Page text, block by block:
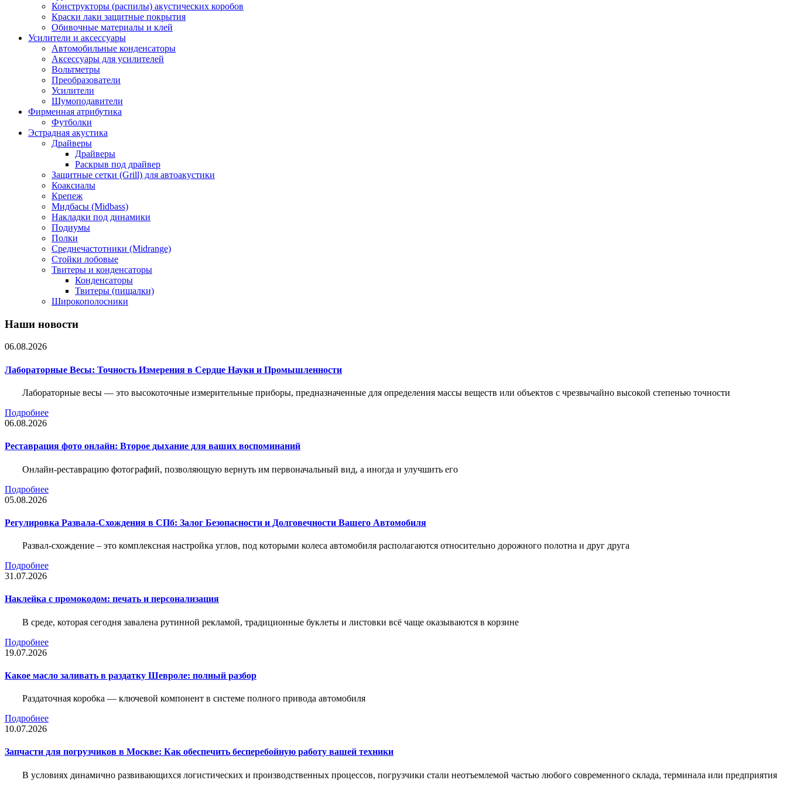
Конструкторы (распилы) акустических коробов
Краски лаки защитные покрытия
Обивочные материалы и клей
Усилители и аксессуары
Автомобильные конденсаторы
Аксессуары для усилителей
Вольтметры
Преобразователи
Усилители
Шумоподавители
Фирменная атрибутика
Футболки
Эстрадная акустика
Драйверы
Драйверы
Раскрыв под драйвер
Защитные сетки (Grill) для автоакустики
Коаксиалы
Крепеж
Мидбасы (Midbass)
Накладки под динамики
Подиумы
Полки
Среднечастотники (Midrange)
Стойки лобовые
Твитеры и конденсаторы
Конденсаторы
Твитеры (пищалки)
Широкополосники
Наши новости
06.08.2026
Лабораторные Весы: Точность Измерения в Сердце Науки и Промышленности
Лабораторные весы — это высокоточные измерительные приборы, предназначенные для определения массы веществ или объектов с чрезвычайно высокой степенью точности
Подробнее
06.08.2026
Реставрация фото онлайн: Второе дыхание для ваших воспоминаний
Онлайн-реставрацию фотографий, позволяющую вернуть им первоначальный вид, а иногда и улучшить его
Подробнее
05.08.2026
Регулировка Развала-Схождения в СПб: Залог Безопасности и Долговечности Вашего Автомобиля
Развал-схождение – это комплексная настройка углов, под которыми колеса автомобиля располагаются относительно дорожного полотна и друг друга
Подробнее
31.07.2026
Наклейка c промокодом: печать и персонализация
В среде, которая сегодня завалена рутинной рекламой, традиционные буклеты и листовки всё чаще оказываются в корзине
Подробнее
19.07.2026
Какое масло заливать в раздатку Шевроле: полный разбор
Раздаточная коробка — ключевой компонент в системе полного привода автомобиля
Подробнее
10.07.2026
Запчасти для погрузчиков в Москве: Как обеспечить бесперебойную работу вашей техники
В условиях динамично развивающихся логистических и производственных процессов, погрузчики стали неотъемлемой частью любого современного склада, терминала или предприятия